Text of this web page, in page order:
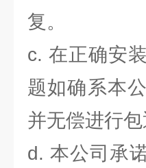
复。
c. 在正确安
题如确系本
并无偿进行
d. 本公司承